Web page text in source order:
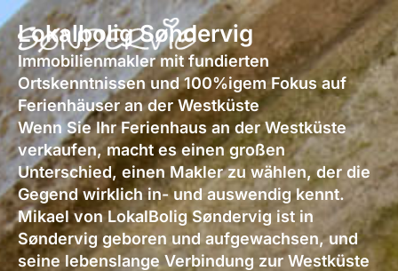
Zum
Inhalt
springen
Lokalbolig Søndervig
Immobilienmakler mit fundierten
Ortskenntnissen und 100%igem Fokus auf
Ferienhäuser an der Westküste
Wenn Sie Ihr Ferienhaus an der Westküste
verkaufen, macht es einen großen
Unterschied, einen Makler zu wählen, der die
Gegend wirklich in- und auswendig kennt.
Mikael von LokalBolig Søndervig ist in
Søndervig geboren und aufgewachsen, und
seine lebenslange Verbindung zur Westküste